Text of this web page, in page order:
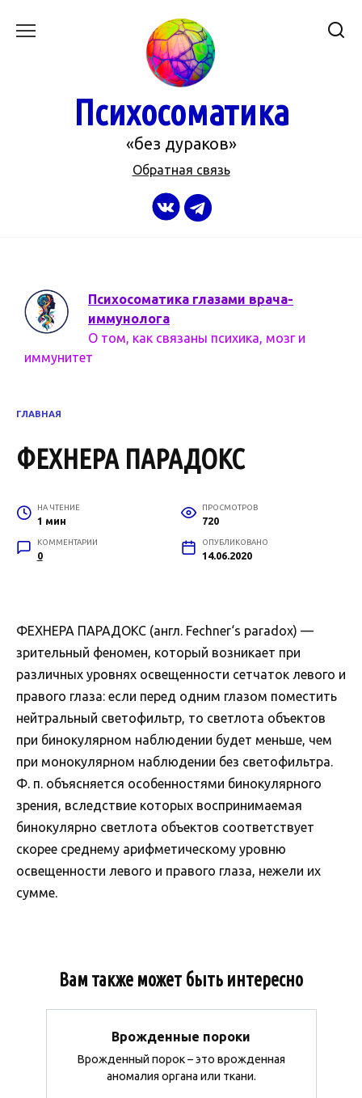
Психосоматика
«без дураков»
Обратная связь
Психосоматика глазами врача-
иммунолога
О том, как связаны психика, мозг и
иммунитет
ГЛАВНАЯ
ФЕХНЕРА ПАРАДОКС
НА ЧТЕНИЕ
1 мин
ПРОСМОТРОВ
720
КОММЕНТАРИИ
0
ОПУБЛИКОВАНО
14.06.2020
ФЕХНЕРА ПАРАДОКС (англ. Fechner‘s paradox) —
зрительный феномен, который возникает при
различных уровнях освещенности сетчаток левого и
правого глаза: если перед одним глазом поместить
нейтральный светофильтр, то светлота объектов
при бинокулярном наблюдении будет меньше, чем
при монокулярном наблюдении без светофильтра.
Ф. п. объясняется особенностями бинокулярного
зрения, вследствие которых воспринимаемая
бинокулярно светлота объектов соответствует
скорее среднему арифметическому уровню
освещенности левого и правого глаза, нежели их
сумме.
Вам также может быть интересно
Врожденные пороки
Врожденный порок – это врожденная
аномалия органа или ткани.